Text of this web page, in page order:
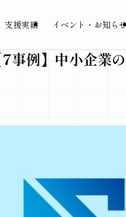
支援実績 イベント・お知らせ
例】中小企業